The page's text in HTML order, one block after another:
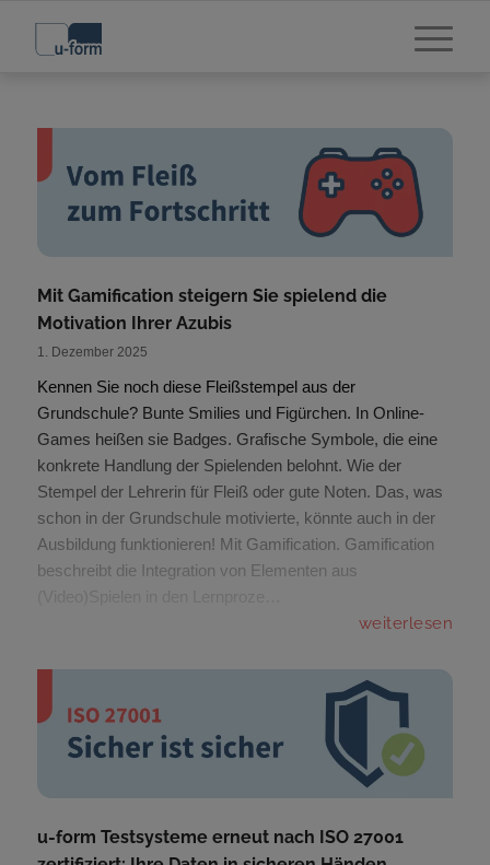
Mit Gamification steigern Sie spielend die
Motivation Ihrer Azubis
1. Dezember 2025
Kennen Sie noch diese Fleißstempel aus der
Grundschule? Bunte Smilies und Figürchen. In Online-
Games heißen sie Badges. Grafische Symbole, die eine
konkrete Handlung der Spielenden belohnt. Wie der
Stempel der Lehrerin für Fleiß oder gute Noten. Das, was
schon in der Grundschule motivierte, könnte auch in der
Ausbildung funktionieren! Mit Gamification. Gamification
beschreibt die Integration von Elementen aus
weiterlesen
u-form Testsysteme erneut nach ISO 27001